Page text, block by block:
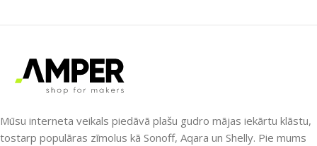
Nē
UZREIZ PIEEJAMAIS
SKAITS
RF raidītājs
Mūsu interneta veikals piedāvā plašu gudro mājas iekārtu klāstu,
tostarp populāras zīmolus kā Sonoff, Aqara un Shelly. Pie mums